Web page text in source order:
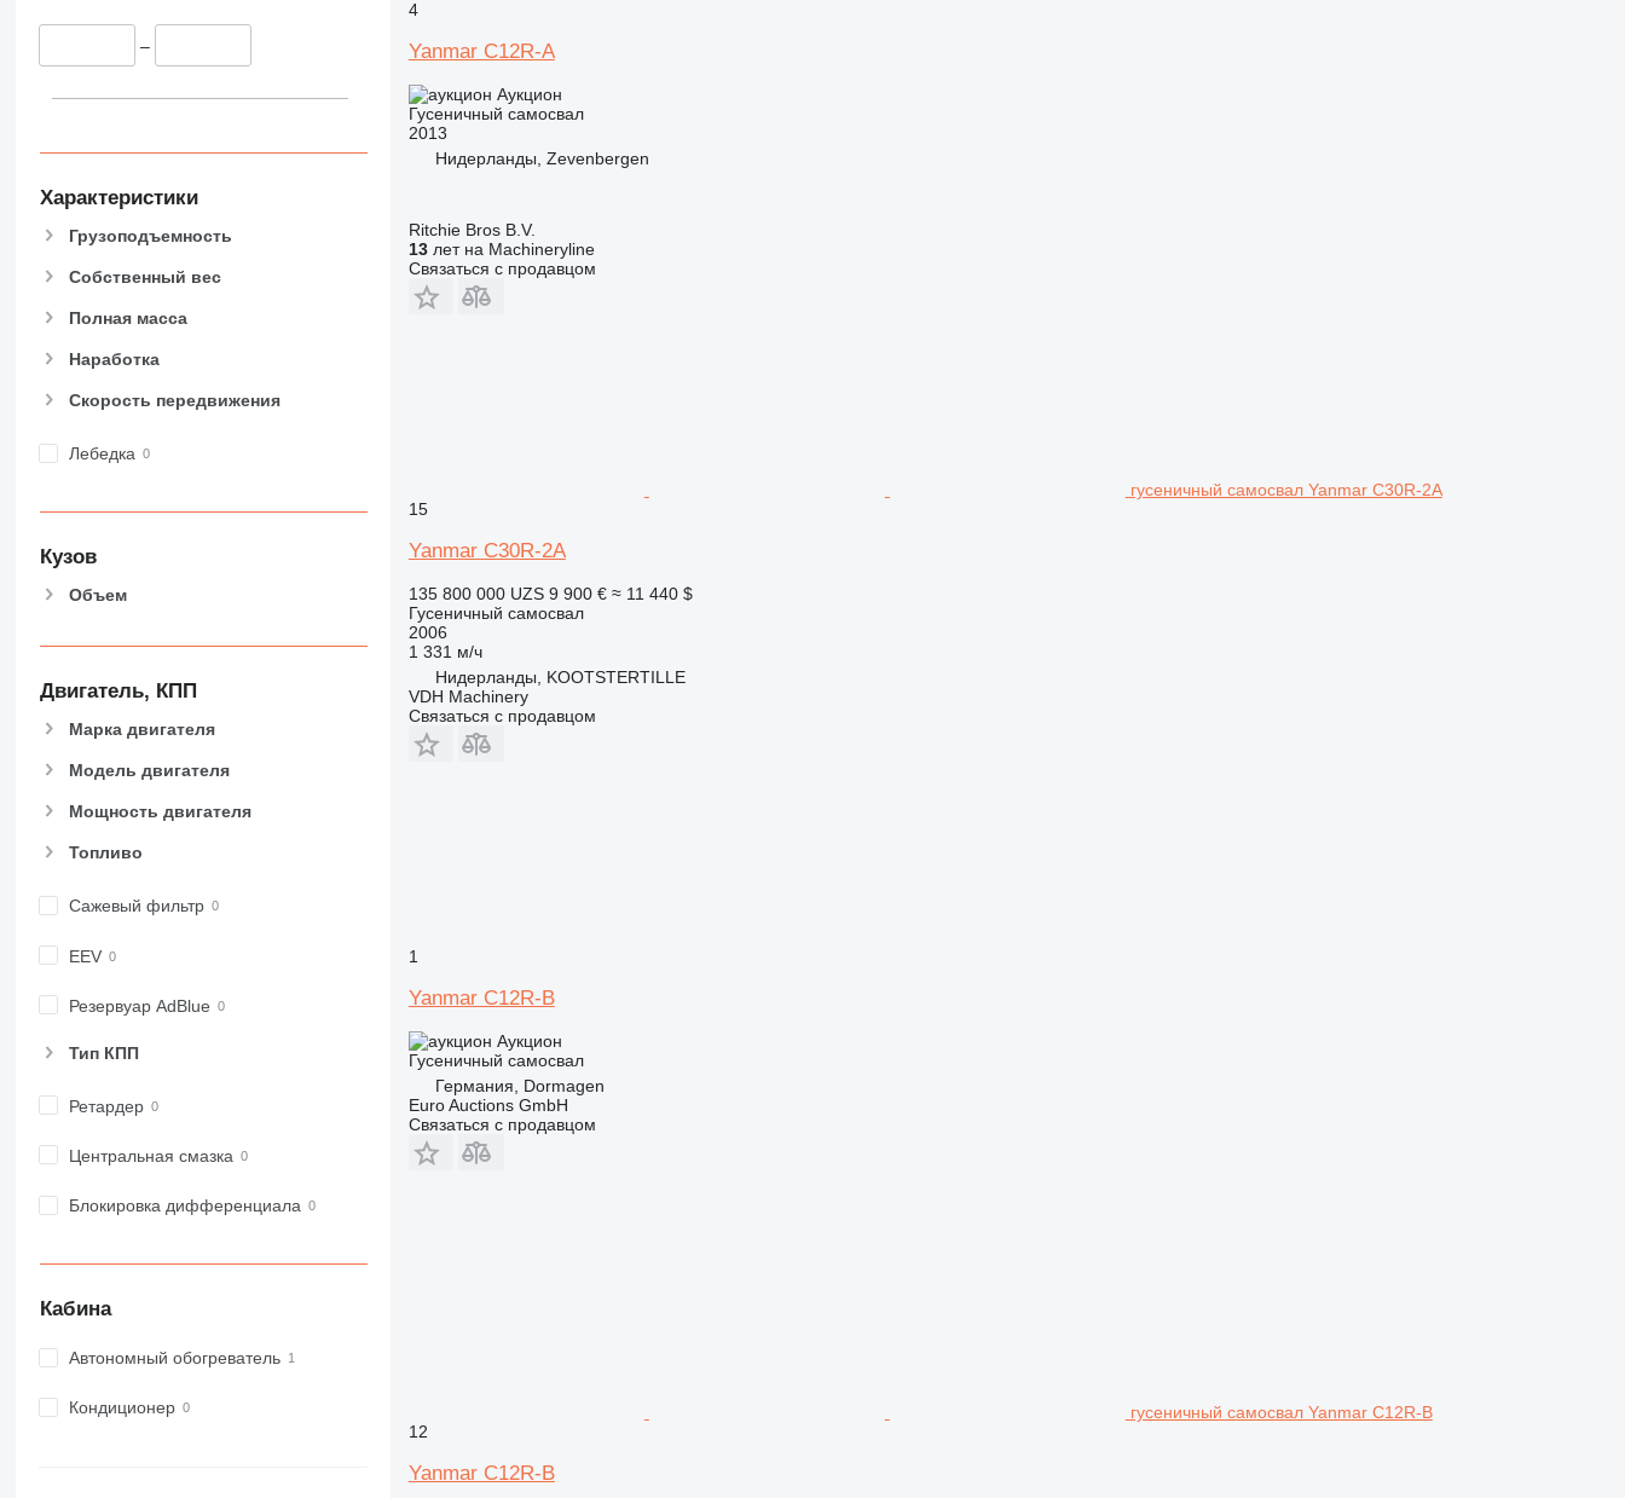
–
Характеристики
Грузоподъемность
Собственный вес
Полная масса
Наработка
Скорость передвижения
Лебедка
Кузов
Объем
Двигатель, КПП
Марка двигателя
Модель двигателя
Мощность двигателя
Топливо
Сажевый фильтр
EEV
Резервуар AdBlue
Тип КПП
Ретардер
Центральная смазка
Блокировка дифференциала
Кабина
Автономный обогреватель
Кондиционер
4
Yanmar C12R-A
Аукцион
Гусеничный самосвал
2013
Нидерланды, Zevenbergen
Ritchie Bros B.V.
13лет на Machineryline
Связаться с продавцом
гусеничный самосвал Yanmar C30R-2A
15
Yanmar C30R-2A
135 800 000 UZS 9 900 € ≈ 11 440 $
Гусеничный самосвал
2006
1 331 м/ч
Нидерланды, KOOTSTERTILLE
VDH Machinery
Связаться с продавцом
1
Yanmar C12R-B
Аукцион
Гусеничный самосвал
Германия, Dormagen
Euro Auctions GmbH
Связаться с продавцом
гусеничный самосвал Yanmar C12R-B
12
Yanmar C12R-B